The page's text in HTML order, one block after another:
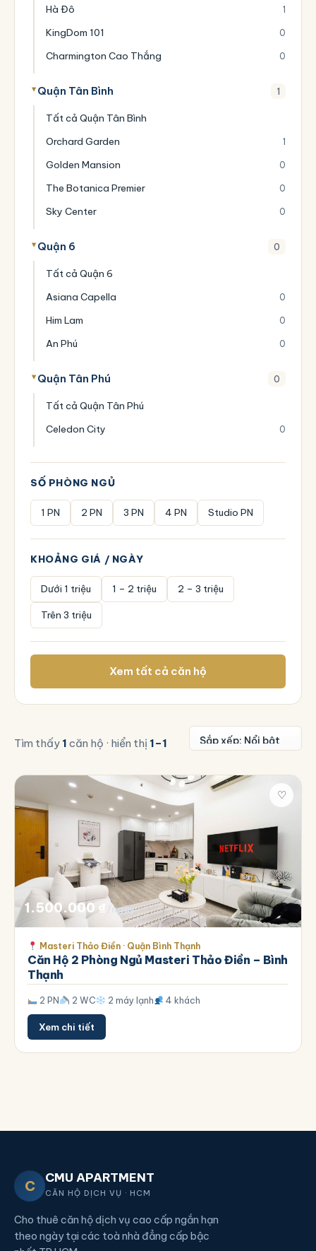
Hà Đô 1
KingDom 101 0
Charmington Cao Thắng 0
Quận Tân Bình 1
Tất cả Quận Tân Bình
Orchard Garden
1
Golden Mansion 0
The Botanica Premier 0
Sky Center 0
Quận 6 0
Tất cả Quận 6
Asiana Capella
0
Him Lam 0
An Phú 0
Quận Tân Phú 0
Tất cả Quận Tân Phú
Celedon City
0
SỐ PHÒNG NGỦ
1 PN 2 PN 3 PN 4 PN Studio PN
KHOẢNG GIÁ / NGÀY
Dưới 1 triệu 1 – 2 triệu 2 – 3 triệu
Trên 3 triệu
Xem tất cả căn hộ
Tìm thấy1 căn hộ · hiển thị 1–1
♡
1.500.000 ₫ /ngày
Masteri Thảo Điền · Quận Bình Thạnh
Căn Hộ 2 Phòng Ngủ Masteri Thảo Điền – Bình
Thạnh
2 PN 2 WC 2 máy lạnh 4 khách
Xem chi tiết
C CMU APARTMENT
CĂN HỘ DỊCH VỤ · HCM
Cho thuê căn hộ dịch vụ cao cấp ngắn hạn
theo ngày tại các toà nhà đẳng cấp bậc